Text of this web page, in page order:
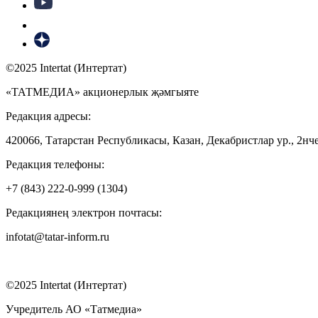
©2025 Intertat (Интертат)
«ТАТМЕДИА» акционерлык җәмгыяте
Редакция адресы:
420066, Татарстан Республикасы, Казан, Декабристлар ур.,
Редакция телефоны:
+7 (843) 222-0-999 (1304)
Редакциянең электрон почтасы:
infotat@tatar-inform.ru
©2025 Intertat (Интертат)
Учредитель АО «Татмедиа»